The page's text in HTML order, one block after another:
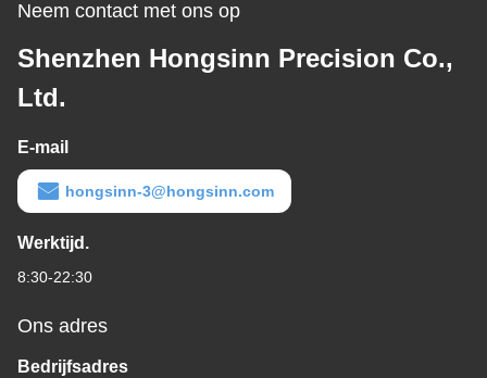
Neem contact met ons op
Shenzhen Hongsinn Precision Co.,
Ltd.
E-mail
hongsinn-3@hongsinn.com
Werktijd.
8:30-22:30
Ons adres
Bedrijfsadres